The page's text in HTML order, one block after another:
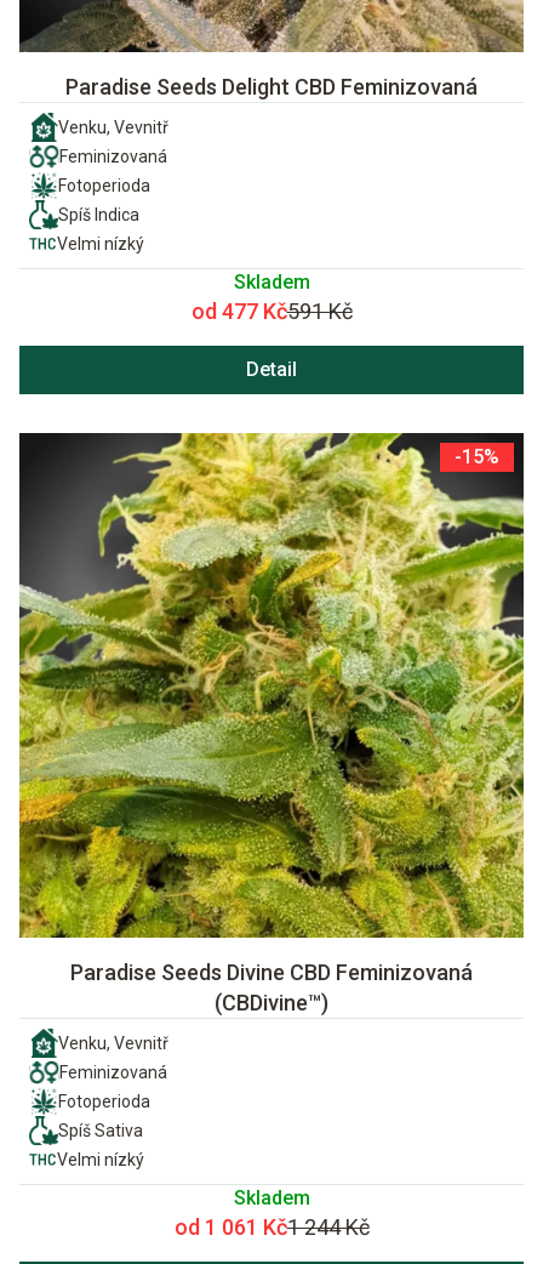
Paradise Seeds Delight CBD Feminizovaná
Venku, Vevnitř
Feminizovaná
Fotoperioda
Spíš Indica
Velmi nízký
Skladem
od 477 Kč591 Kč
Detail
-15%
Paradise Seeds Divine CBD Feminizovaná
(CBDivine™)
Venku, Vevnitř
Feminizovaná
Fotoperioda
Spíš Sativa
Velmi nízký
Skladem
od 1 061 Kč1 244 Kč